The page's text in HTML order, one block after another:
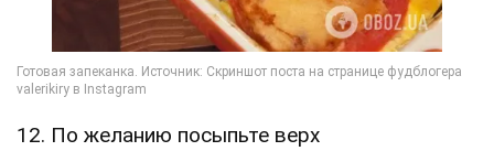
12. По желанию посыпьте верх